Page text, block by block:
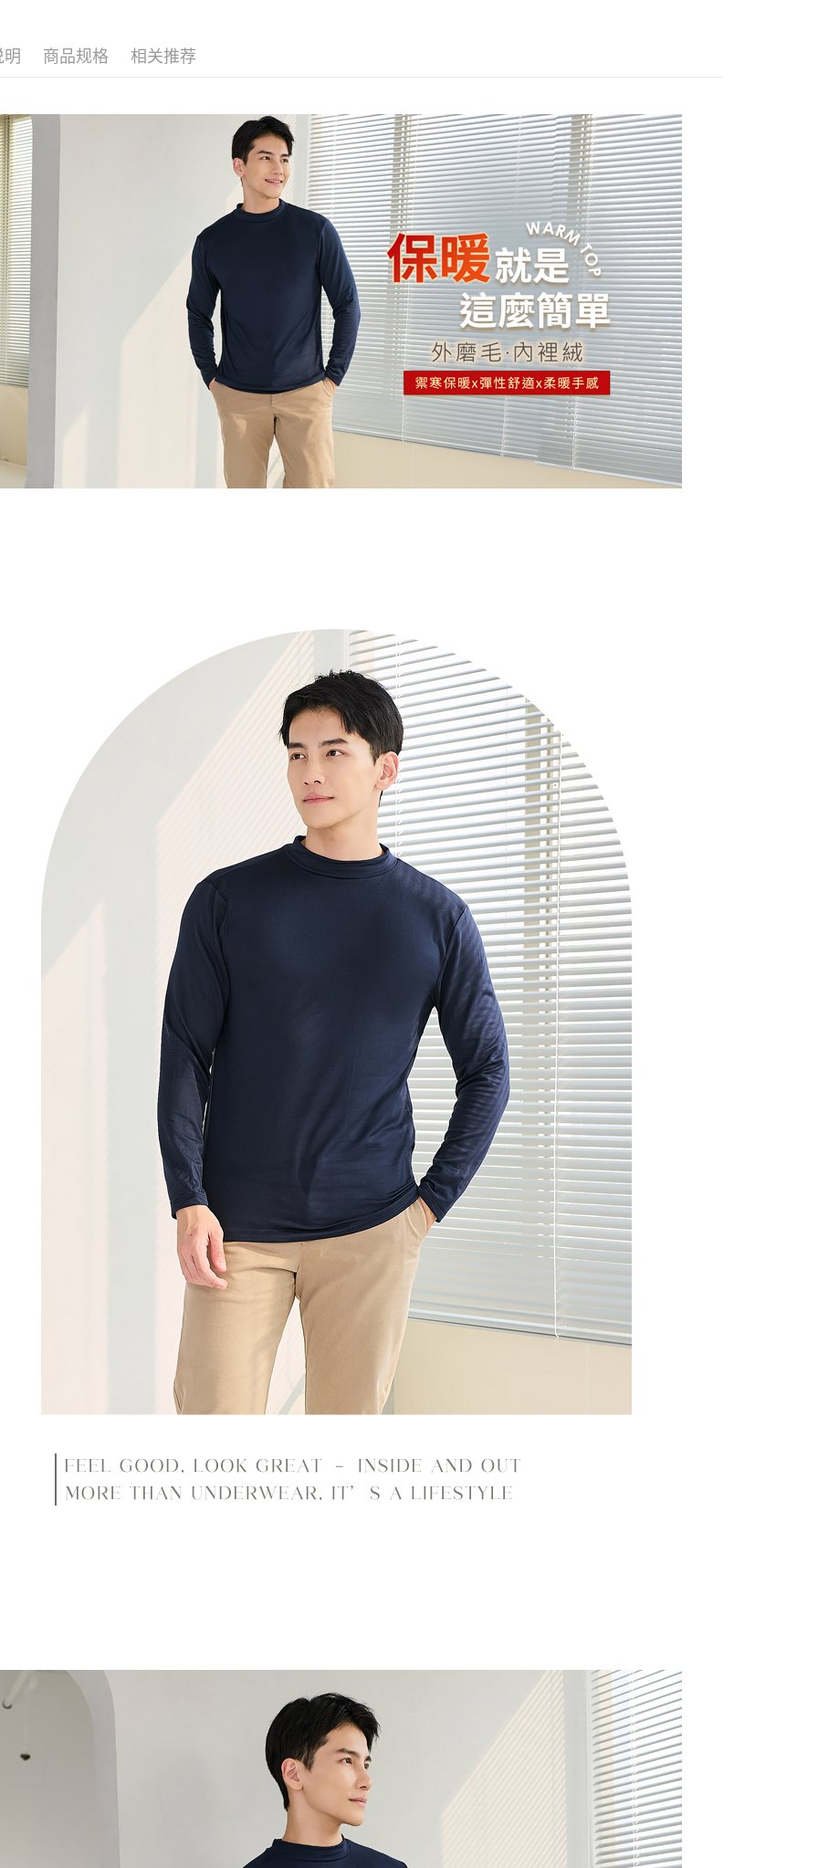
三、聲明條款
「AFTEE先享後付」(下稱本服務)乃由恩沛科技股份有限公司(下稱 AFTEE
)所提供，並由 AFTEE 向您收取款項。因使用本服務所須提供之個人資料
(包含但不限於訂購人姓名、電話，收件人姓名、電話、收件地址)，將交付
予 AFTEE 於本服務必要服務範圍內運用。關於 AFTEE 對於個人資料之蒐
集、處理、利用，詳參 AFTEE 官網之『個人資料蒐集、處理及利用告知聲
明』（https://aftee.tw/privacypolicy/）。
若款項超過繳費期限，將根據當次的金額加收年利率 16% 的逾期滯納金。
未成年的使用者，請事先徵得法定代理人或監護人之同意方可使用
AFTEE。
若您對於個人資料之處理、利用有任何疑問，或欲行使相關法律權利，請
聯繫恩沛科技股份有限公司。若您不同意我們將上開所示之個人資料，連
同必要之購買訂單資訊提供予 AFTEE ，或讓 AFTEE 蒐集處理利用您的個
人資料，請勿選用本服務。
每笔NT$80，满NT$799(含以上)免运费
7-11取貨付款
每笔NT$80，满NT$799(含以上)免运费
付款後7-11取貨
每笔NT$80，满NT$799(含以上)免运费
7-11取貨(快速到店)
每笔NT$90
宅配/離島不配送
每笔NT$80，满NT$890(含以上)免运费
黑貓貨到付款
每笔NT$120
國家/地區配送 查看运费
明 商品规格 相关推荐